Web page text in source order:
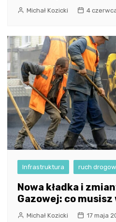
Michał Kozicki 4
Infrastruktura ruch
Nowa kładka i
Gazowej: co
Michał Kozicki 17 maja